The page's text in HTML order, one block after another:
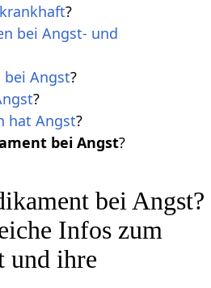
?
bei Angst- und
bei Angst?
?
hat Angst?
bei Angst?
bei Angst?
Infos zum
und ihre